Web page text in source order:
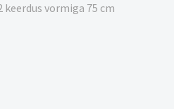
vormiga 75 cm